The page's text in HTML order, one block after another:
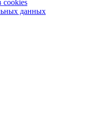
заказов или
cookies
данных